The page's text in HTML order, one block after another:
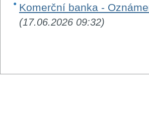
Komerční banka -
(17.06.2026 09:32)